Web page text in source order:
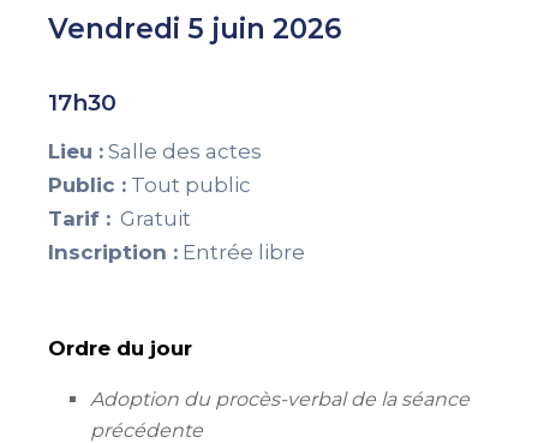
Vendredi 5 juin 2026
17h30
Lieu : Salle des actes
Public : Tout public
Tarif : Gratuit
Inscription : Entrée libre
Ordre du jour
Adoption du procès-verbal de la séance
précédente